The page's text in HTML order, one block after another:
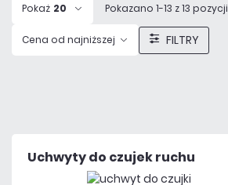
Pokaż 20 Pokazano 1-13 z 13 pozycji
Cena od najniższej FILTRY
Uchwyty do czujek ruchu